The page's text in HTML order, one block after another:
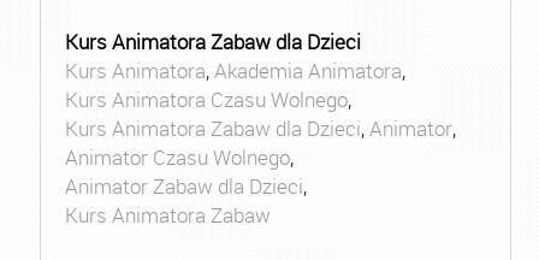
Kurs Animatora Zabaw dla Dzieci
Kurs Animatora,Akademia Animatora,
Kurs Animatora Czasu Wolnego,
Kurs Animatora Zabaw dla Dzieci,Animator,
Animator Czasu Wolnego,
Animator Zabaw dla Dzieci,
Kurs Animatora Zabaw